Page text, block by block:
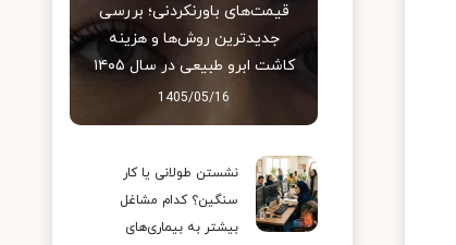
قیمت‌های باورنکردنی؛ بررسی
جدیدترین روش‌ها و هزینه
کاشت ابرو طبیعی در سال ۱۴۰۵
1405/05/16
نشستن طولانی یا کار
سنگین؟ کدام مشاغل
بیشتر به بیماری‌های